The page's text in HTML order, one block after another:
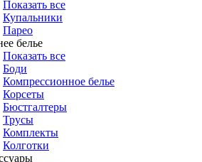
Показать все
Купальники
Парео
белье
Показать все
Боди
Компрессионное белье
Корсеты
Бюстгалтеры
Трусы
Комплекты
Колготки